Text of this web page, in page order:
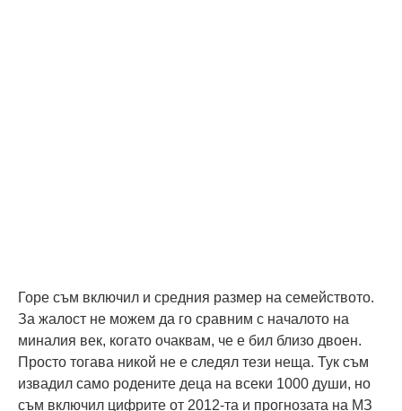
Горе съм включил и средния размер на семейството.
За жалост не можем да го сравним с началото на
миналия век, когато очаквам, че е бил близо двоен.
Просто тогава никой не е следял тези неща. Тук съм
извадил само родените деца на всеки 1000 души, но
съм включил цифрите от 2012-та и прогнозата на МЗ